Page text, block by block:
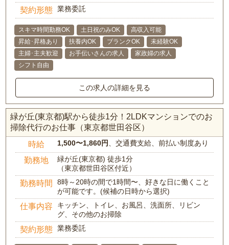
契約形態 業務委託
スキマ時間勤務OK 土日祝のみOK
高収入可能
昇給･昇格あり
扶養内OK ブランクOK
未経験OK
主婦･主夫歓迎
お手伝いさんの求人
家政婦の求人
シフト自由
この求人の詳細を見る
緑が丘(東京都)駅から徒歩1分！2LDKマンションでのお
掃除代行のお仕事（東京都世田谷区）
時給 1,500〜1,860円、交通費支給、前払い制度あり
勤務地
緑が丘(東京都) 徒歩1分
（東京都世田谷区付近）
勤務時間
8時～20時の間で1時間〜、好きな日に働くこと
が可能です。(候補の日時から選択)
仕事内容
キッチン、トイレ、お風呂、洗面所、リビン
グ、その他のお掃除
契約形態 業務委託